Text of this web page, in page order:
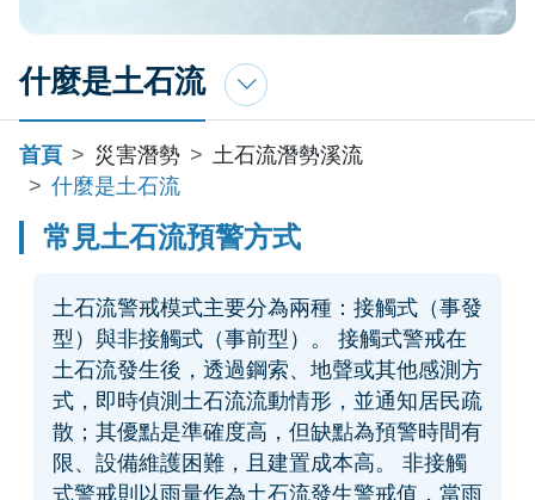
什麼是土石流
首頁 災害潛勢
土石流潛勢溪流
什麼是土石流
常見土石流預警方式
土石流警戒模式主要分為兩種：接觸式（事發
型）與非接觸式（事前型）。 接觸式警戒在
土石流發生後，透過鋼索、地聲或其他感測方
式，即時偵測土石流流動情形，並通知居民疏
散；其優點是準確度高，但缺點為預警時間有
限、設備維護困難，且建置成本高。 非接觸
式警戒則以雨量作為土石流發生警戒值，當雨